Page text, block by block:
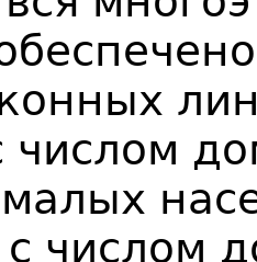
числом
с числом